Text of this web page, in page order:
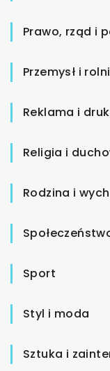
Prawo, rząd i
Przemysł i
Reklama i druk
Religia i
Rodzina i
Sport
Styl i moda
Sztuka i